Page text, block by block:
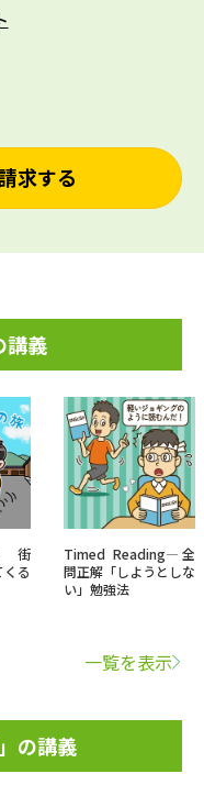
求する
講義
街
る
Timed Reading―全
問正解「しようとしな
い」勉強法
一覧を表示
の講義